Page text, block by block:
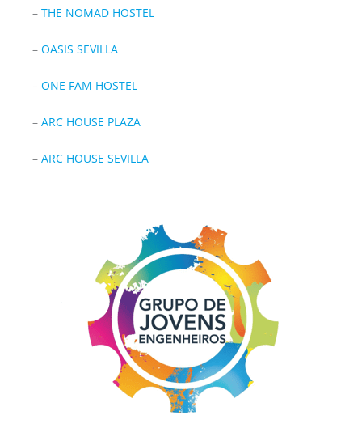
– THE NOMAD HOSTEL
– OASIS SEVILLA
– ONE FAM HOSTEL
– ARC HOUSE PLAZA
– ARC HOUSE SEVILLA